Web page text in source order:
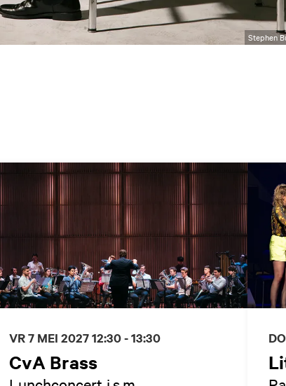
Stephen
CvA Brass
VR 7 MEI 202712:30 - 13:30